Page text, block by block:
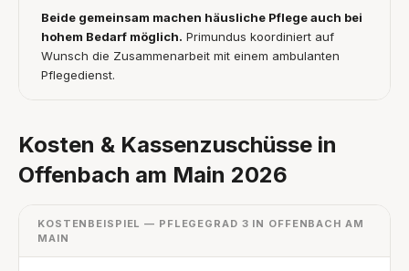
Beide gemeinsam machen häusliche Pflege auch bei
hohem Bedarf möglich. Primundus koordiniert auf
Wunsch die Zusammenarbeit mit einem ambulanten
Pflegedienst.
Kosten & Kassenzuschüsse in
Offenbach am Main 2026
KOSTENBEISPIEL — PFLEGEGRAD 3 IN OFFENBACH AM
MAIN